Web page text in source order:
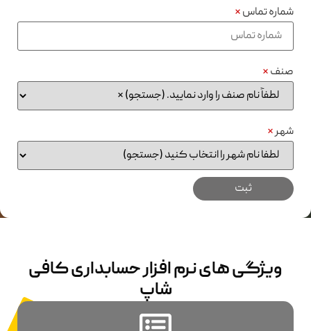
شماره تماس*
صنف*
شهر*
ویژگی های نرم افزار حسابداری کافی
شاپ